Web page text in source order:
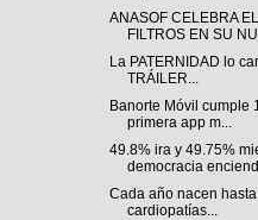
ANASOF CELEBRA
FILTROS EN SU
La PATERNIDAD lo
TRÁILER...
Banorte Móvil cumple
primera app m...
49.8% ira y 49.75%
democracia
Cada año nacen
cardiopatías...